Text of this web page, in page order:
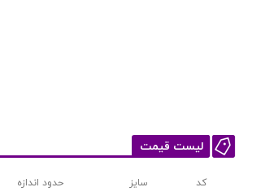
لیست قیمت
کد سایز حدود اندازه